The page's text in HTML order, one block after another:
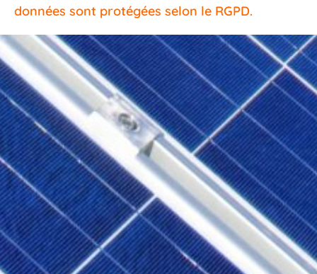
données sont protégées selon le RGPD.